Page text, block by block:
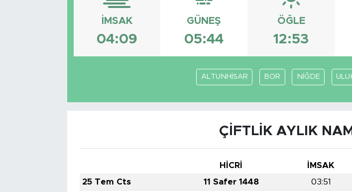
İMSAK
04:09
GÜNEŞ
05:44
ÖĞLE
12:53
ALTUNHİSAR BOR NİĞDE
ÇİFTLİK AYLIK
HİCRİ İMSAK
25 Tem Cts
11 Safer 1448 03:51